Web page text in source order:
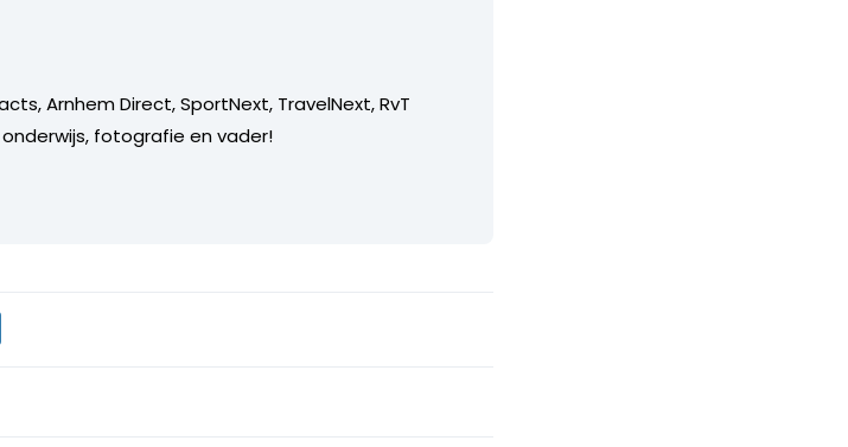
Arnhem Direct, SportNext, TravelNext, RvT
onderwijs, fotografie en vader!